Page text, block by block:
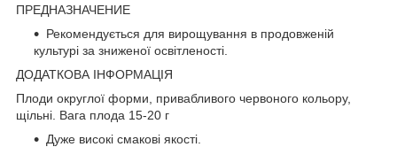
ПРЕДНАЗНАЧЕНИЕ
Рекомендується для вирощування в продовженій
культурі за зниженої освітленості.
ДОДАТКОВА ІНФОРМАЦІЯ
Плоди округлої форми, привабливого червоного кольору,
щільні. Вага плода 15-20 г
Дуже високі смакові якості.